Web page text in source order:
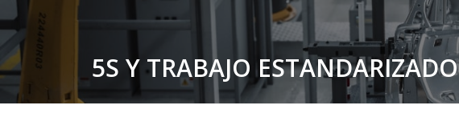
5S Y TRABAJO ESTANDARIZADO